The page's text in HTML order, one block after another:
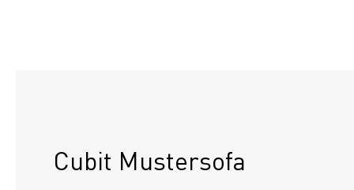
Cubit Mustersofa